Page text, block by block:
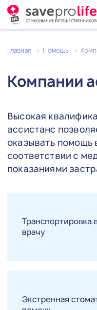
Главная Помощь
Компании
Высокая
ассистанс
оказывать помощь
соответствии с
показаниями
Транспортировка
врачу
Экстренная